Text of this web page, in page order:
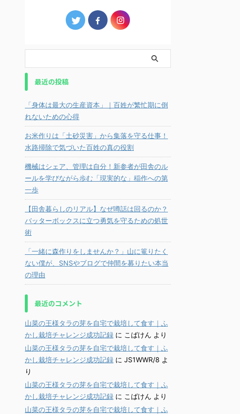
最近の投稿
「身体は最大の生産資本」｜百姓が繁忙期に倒
れないための心得
お米作りは「土砂災害」から集落を守る仕事！
水路掃除で気づいた百姓の真の役割
機械はシェア、管理は自分！新参者が田舎のル
ールを学びながら歩む「現実的な」稲作への第
一歩
【田舎暮らしのリアル】なぜ噂話は回るのか？
バッターボックスに立つ勇気を守るための処世
術
「一緒に森作りをしませんか？」山に篭りたく
ない僕が、SNSやブログで仲間を募りたい本当
の理由
最近のコメント
山菜の王様タラの芽を自宅で栽培して食す｜ふ
かし栽培チャレンジ成功記録 に こばけん より
山菜の王様タラの芽を自宅で栽培して食す｜ふ
かし栽培チャレンジ成功記録 に JS1WWR/8 よ
り
山菜の王様タラの芽を自宅で栽培して食す｜ふ
かし栽培チャレンジ成功記録 に こばけん より
山菜の王様タラの芽を自宅で栽培して食す｜ふ